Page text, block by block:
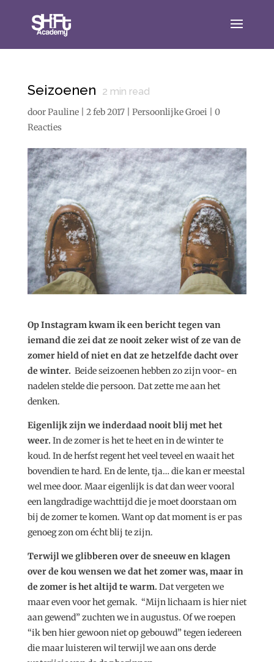
Seizoenen 2 min read
doorPauline| 2 feb 2017| Persoonlijke Groei
0
Reacties
Op Instagram kwam ik een bericht tegen van
iemand die zei dat ze nooit zeker wist of ze van de
zomer hield of niet en dat ze hetzelfde dacht over
de winter. Beide seizoenen hebben zo zijn voor- en
nadelen stelde die persoon. Dat zette me aan het
denken.
Eigenlijk zijn we inderdaad nooit blij met het
weer. In de zomer is het te heet en in de winter te
koud. In de herfst regent het veel teveel en waait het
bovendien te hard. En de lente, tja… die kan er meestal
wel mee door. Maar eigenlijk is dat dan weer vooral
een langdradige wachttijd die je moet doorstaan om
bij de zomer te komen. Want op dat moment is er pas
genoeg zon om écht blij te zijn.
Terwijl we glibberen over de sneeuw en klagen
over de kou wensen we dat het zomer was, maar in
de zomer is het altijd te warm. Dat vergeten we
maar even voor het gemak. “Mijn lichaam is hier niet
aan gewend” zuchten we in augustus. Of we roepen
“ik ben hier gewoon niet op gebouwd” tegen iedereen
die maar luisteren wil terwijl we aan ons derde